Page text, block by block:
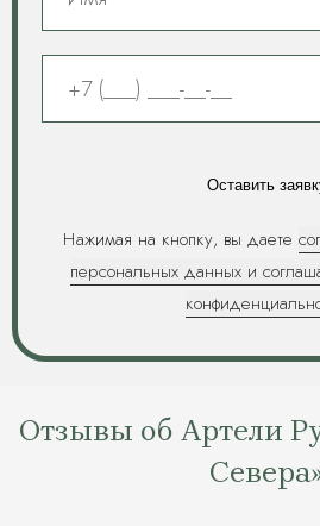
Оставить
Нажимая на кнопку, вы даете
персональных данных и
Отзывы об Артели